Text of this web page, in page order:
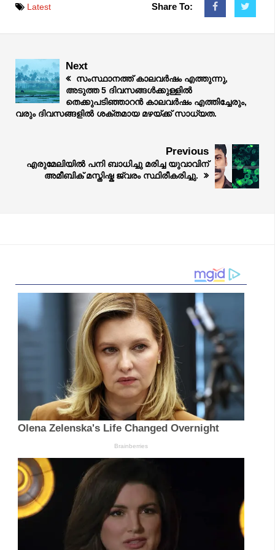
Latest Share To:
Next
സംസ്ഥാനത്ത് കാലവർഷം എത്തുന്നു,
അടുത്ത 5 ദിവസങ്ങൾക്കുള്ളിൽ
തെക്കുപടിഞ്ഞാറൻ കാലവർഷം എത്തിച്ചേരും,
വരും ദിവസങ്ങളിൽ ശക്തമായ മഴയ്ക്ക് സാധ്യത.
Previous
എരുമേലിയിൽ പനി ബാധിച്ചു മരിച്ച യുവാവിന്
അമീബിക് മസ്തിഷ്ക ജ്വരം സ്ഥിരീകരിച്ചു.